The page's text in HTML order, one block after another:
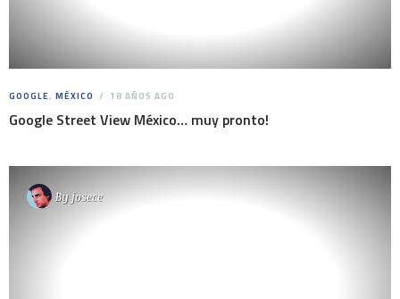
GOOGLE, MÉXICO 18 AÑOS AGO
Google Street View México… muy pronto!
By josece